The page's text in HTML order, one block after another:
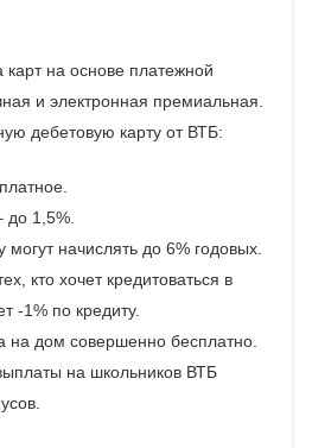
карт на основе платежной
и электронная премиальная.
дебетовую карту от ВТБ:
до 1,5%.
могут начислять до 6% годовых.
кто хочет кредитоваться в
-1% по кредиту.
на дом совершенно бесплатно.
на школьников ВТБ